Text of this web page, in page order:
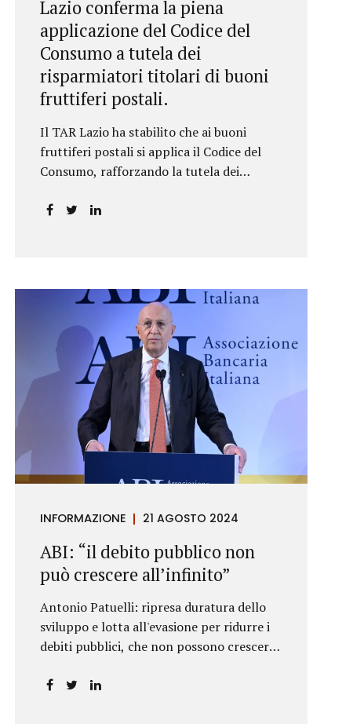
Lazio conferma la piena
applicazione del Codice del
Consumo a tutela dei
risparmiatori titolari di buoni
fruttiferi postali.
Il TAR Lazio ha stabilito che ai buoni
fruttiferi postali si applica il Codice del
Consumo, rafforzando la tutela dei
possibilità di ottenere risarcimenti per chi
INFORMAZIONE 21 AGOSTO 2024
ABI: “il debito pubblico non
può crescere all’infinito”
Antonio Patuelli: ripresa duratura dello
sviluppo e lotta all'evasione per ridurre i
debiti pubblici, che non possono crescere